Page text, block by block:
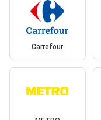
Carrefour